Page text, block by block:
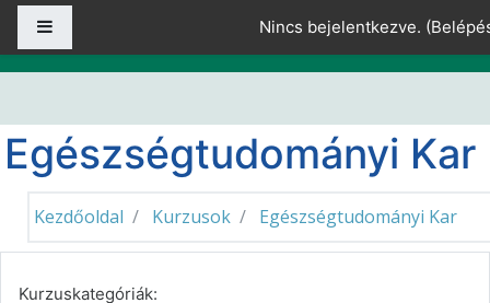
Tovább a fő tartalomhoz
Nincs bejelentkezve. (
Egészségtudományi Kar
Kezdőoldal Kurzusok Egészségtudományi Kar
Kurzuskategóriák: